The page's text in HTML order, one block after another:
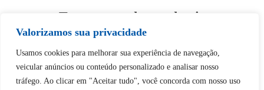
Valorizamos sua privacidade
Usamos cookies para melhorar sua experiência de navegação,
veicular anúncios ou conteúdo personalizado e analisar nosso
tráfego. Ao clicar em "Aceitar tudo", você concorda com nosso uso
Tem certeza de que deseja
desbloquear esta publicação?
Desbloquear esquerda : 0